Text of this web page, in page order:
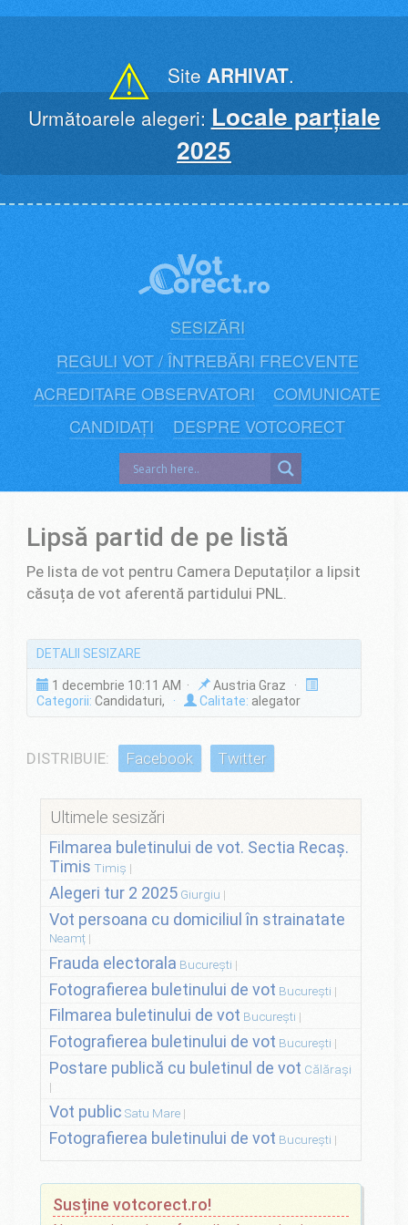
⚠ Site ARHIVAT.
Următoarele alegeri: Locale parțiale
2025
SESIZĂRI
REGULI VOT / ÎNTREBĂRI FRECVENTE
ACREDITARE OBSERVATORI
COMUNICATE
CANDIDAȚI
DESPRE VOTCORECT
Lipsă partid de pe listă
Pe lista de vot pentru Camera Deputaților a lipsit
căsuța de vot aferentă partidului PNL.
DETALII SESIZARE
1 decembrie 10:11 AM ·
Austria Graz ·
Categorii: Candidaturi, · Calitate: alegator
DISTRIBUIE: Facebook Twitter
Ultimele sesizări
Filmarea buletinului de vot. Sectia Recaș.
Timis Timiș
Alegeri tur 2 2025 Giurgiu
Vot persoana cu domiciliul în strainatate
Neamț
Frauda electorala București
Fotografierea buletinului de vot București
Filmarea buletinului de vot București
Fotografierea buletinului de vot București
Postare publică cu buletinul de vot Călărași
Vot public Satu Mare
Fotografierea buletinului de vot București
Susține votcorect.ro!